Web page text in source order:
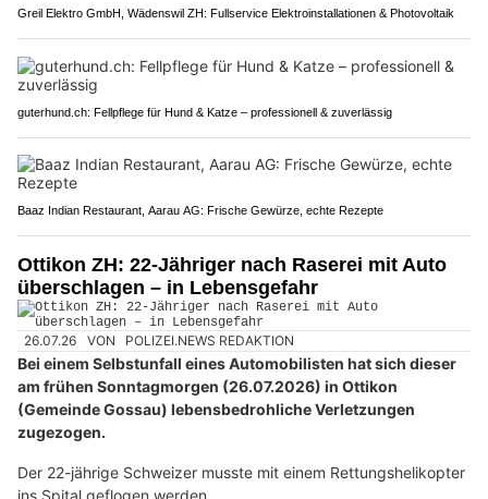
Greil Elektro GmbH, Wädenswil ZH: Fullservice Elektroinstallationen & Photovoltaik
guterhund.ch: Fellpflege für Hund & Katze – professionell & zuverlässig
Baaz Indian Restaurant, Aarau AG: Frische Gewürze, echte Rezepte
Ottikon ZH: 22-Jähriger nach Raserei mit Auto
überschlagen – in Lebensgefahr
26.07.26 VON POLIZEI.NEWS REDAKTION
Bei einem Selbstunfall eines Automobilisten hat sich dieser
am frühen Sonntagmorgen (26.07.2026) in Ottikon
(Gemeinde Gossau) lebensbedrohliche Verletzungen
zugezogen.
Der 22-jährige Schweizer musste mit einem Rettungshelikopter